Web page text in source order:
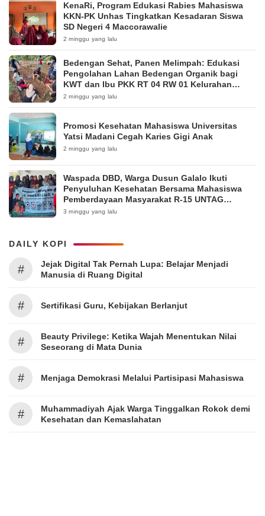
KenaRi, Program Edukasi Rabies Mahasiswa
KKN-PK Unhas Tingkatkan Kesadaran Siswa
SD Negeri 4 Maccorawalie
2 minggu yang lalu
Bedengan Sehat, Panen Melimpah: Edukasi
Pengolahan Lahan Bedengan Organik bagi
KWT dan Ibu PKK RT 04 RW 01 Kelurahan
Pakintelan
2 minggu yang lalu
Promosi Kesehatan Mahasiswa Universitas
Yatsi Madani Cegah Karies Gigi Anak
2 minggu yang lalu
Waspada DBD, Warga Dusun Galalo Ikuti
Penyuluhan Kesehatan Bersama Mahasiswa
Pemberdayaan Masyarakat R-15 UNTAG
Surabaya 2026
3 minggu yang lalu
DAILY KOPI
#
Jejak Digital Tak Pernah Lupa: Belajar Menjadi
Manusia di Ruang Digital
# Sertifikasi Guru, Kebijakan Berlanjut
#
Beauty Privilege: Ketika Wajah Menentukan Nilai
Seseorang di Mata Dunia
# Menjaga Demokrasi Melalui Partisipasi Mahasiswa
#
Muhammadiyah Ajak Warga Tinggalkan Rokok demi
Kesehatan dan Kemaslahatan